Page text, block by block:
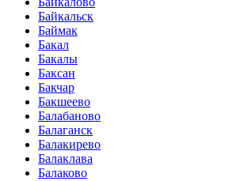
Байкальск
Баймак
Бакал
Бакалы
Баксан
Бакчар
Бакшеево
Балабаново
Балаганск
Балакирево
Балаклава
Балаково